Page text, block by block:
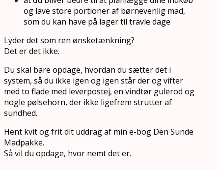
og lave store portioner af børnevenlig mad,
som du kan have på lager til travle dage
Lyder det som ren ønsketænkning?
Det er det ikke.
Du skal bare opdage, hvordan du sætter det i
system, så du ikke igen og igen står der og vifter
med to flade med leverpostej, en vindtør gulerod og
nogle pølsehorn, der ikke ligefrem strutter af
sundhed.
Hent kvit og frit dit uddrag af min e-bog Den Sunde
Madpakke.
Så vil du opdage, hvor nemt det er.